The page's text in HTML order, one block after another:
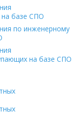
базе СПО
по инженерному
на базе СПО